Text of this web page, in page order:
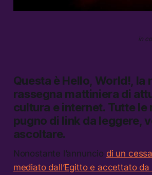
in
Questa è Hello, World!, la
rassegna mattiniera di
cultura e internet. Tutte le
pugno di link da leggere,
ascoltare.
Nonostante l’annuncio di un
mediato dall’Egitto e accettato da